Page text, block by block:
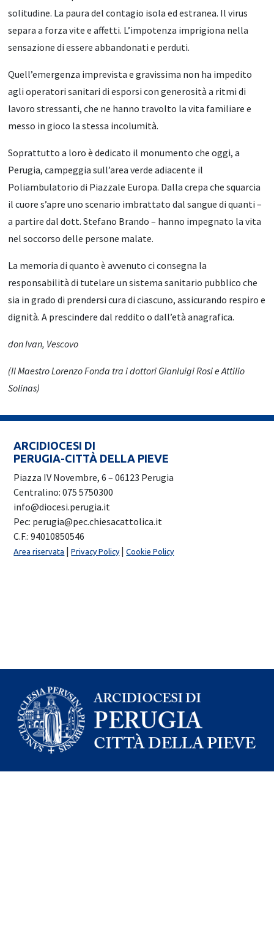
solitudine. La paura del contagio isola ed estranea. Il virus
separa a forza vite e affetti. L’impotenza imprigiona nella
sensazione di essere abbandonati e perduti.
Quell’emergenza imprevista e gravissima non ha impedito
agli operatori sanitari di esporsi con generosità a ritmi di
lavoro stressanti, che ne hanno travolto la vita familiare e
messo in gioco la stessa incolumità.
Soprattutto a loro è dedicato il monumento che oggi, a
Perugia, campeggia sull’area verde adiacente il
Poliambulatorio di Piazzale Europa. Dalla crepa che squarcia
il cuore s’apre uno scenario imbrattato dal sangue di quanti –
a partire dal dott. Stefano Brando – hanno impegnato la vita
nel soccorso delle persone malate.
La memoria di quanto è avvenuto ci consegna la
responsabilità di tutelare un sistema sanitario pubblico che
sia in grado di prendersi cura di ciascuno, assicurando respiro e
dignità. A prescindere dal reddito o dall’età anagrafica.
don Ivan, Vescovo
(Il Maestro Lorenzo Fonda tra i dottori Gianluigi Rosi e Attilio
Solinas)
ARCIDIOCESI DI
PERUGIA-CITTÀ DELLA PIEVE
Piazza IV Novembre, 6 – 06123 Perugia
Centralino: 075 5750300
info@diocesi.perugia.it
Pec: perugia@pec.chiesacattolica.it
C.F.: 94010850546
Area riservata |Privacy Policy |Cookie Policy